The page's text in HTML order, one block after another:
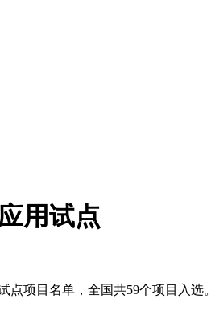
用试点
项目名单，全国共59个项目入选。